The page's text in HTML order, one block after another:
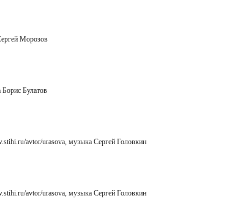
Морозов
Булатов
avtor/urasova, музыка Сергей Головкин
avtor/urasova, музыка Сергей Головкин